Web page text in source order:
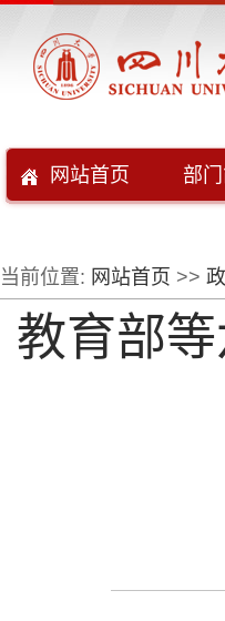
网站首页 部
当前位置: 网站首页 >>
教育部